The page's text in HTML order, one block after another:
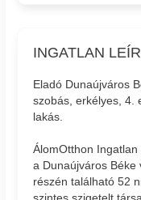
INGATLAN
Eladó Dunaújváros
szobás, erkélyes, 4.
lakás.
ÁlomOtthon
a Dunaújváros Béke
részén található 52